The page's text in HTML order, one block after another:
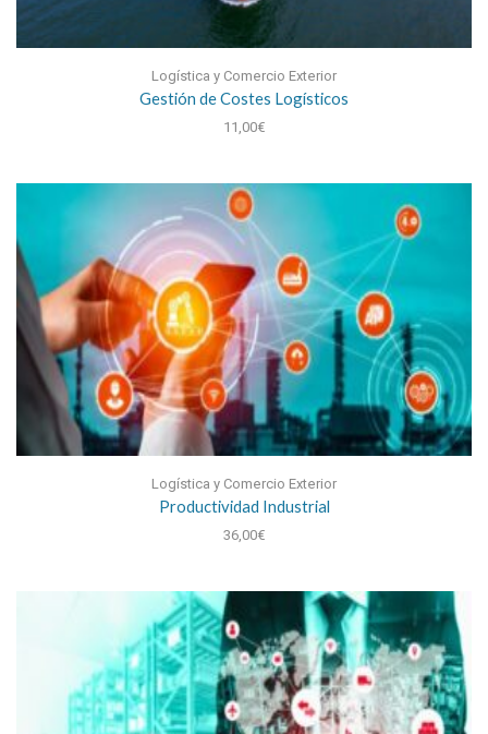
Logística y Comercio Exterior
Gestión de Costes Logísticos
11,00€
Logística y Comercio Exterior
Productividad Industrial
36,00€